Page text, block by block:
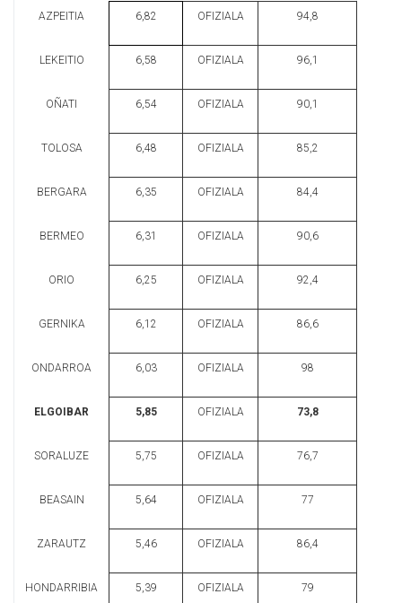
AZPEITIA 6,82 OFIZIALA 94,8
LEKEITIO 6,58 OFIZIALA 96,1
OÑATI 6,54 OFIZIALA 90,1
TOLOSA 6,48 OFIZIALA 85,2
BERGARA 6,35 OFIZIALA 84,4
BERMEO 6,31 OFIZIALA 90,6
ORIO 6,25 OFIZIALA 92,4
GERNIKA 6,12 OFIZIALA 86,6
ONDARROA 6,03 OFIZIALA 98
ELGOIBAR 5,85 OFIZIALA 73,8
SORALUZE 5,75 OFIZIALA 76,7
BEASAIN 5,64 OFIZIALA 77
ZARAUTZ 5,46 OFIZIALA 86,4
HONDARRIBIA 5,39 OFIZIALA 79